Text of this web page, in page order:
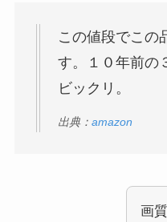
この値段でこの
す。１０年前の
ビックリ。
出典： amazon
画